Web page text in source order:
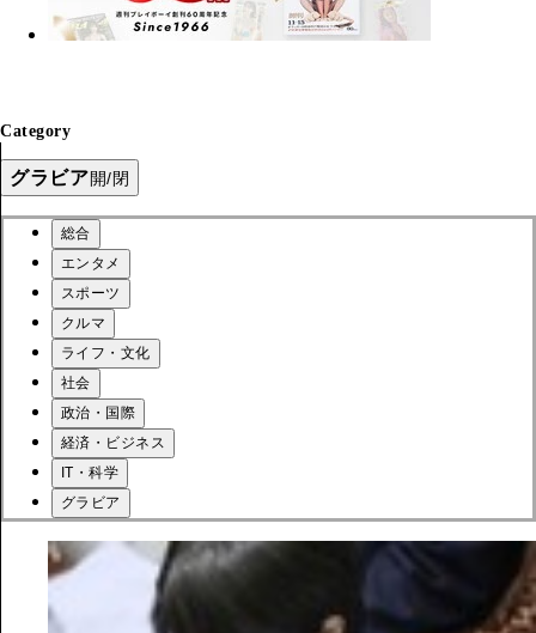
Category
グラビア開/閉
総合
エンタメ
スポーツ
クルマ
ライフ・文化
社会
政治・国際
経済・ビジネス
IT・科学
グラビア